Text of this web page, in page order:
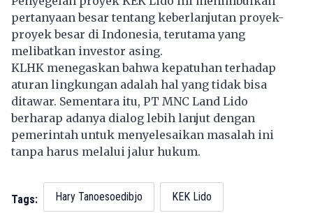
pertanyaan besar tentang keberlanjutan proyek-
proyek besar di Indonesia, terutama yang
melibatkan investor asing.
KLHK menegaskan bahwa kepatuhan terhadap
aturan lingkungan adalah hal yang tidak bisa
ditawar. Sementara itu, PT MNC Land Lido
berharap adanya dialog lebih lanjut dengan
pemerintah untuk menyelesaikan masalah ini
tanpa harus melalui jalur hukum.
Tags: Hary Tanoesoedibjo KEK Lido